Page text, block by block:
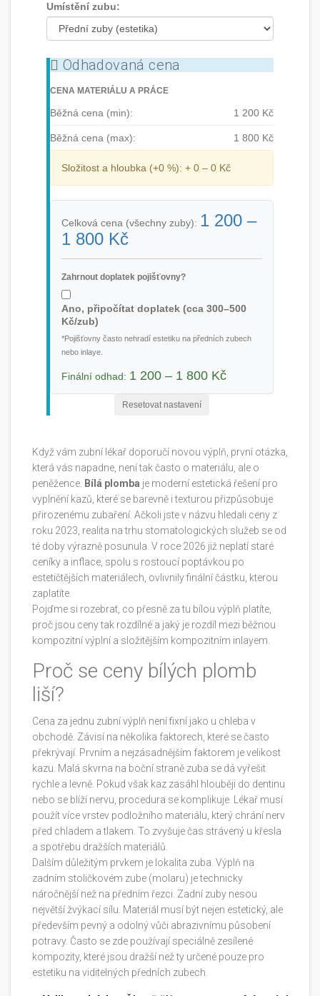
Umístění zubu:
Odhadovaná cena
CENA MATERIÁLU A PRÁCE
Běžná cena (min): 1 200 Kč
Běžná cena (max): 1 800 Kč
Složitost a hloubka (+0 %): + 0 – 0 Kč
Celková cena (všechny zuby): 1 200 –
1 800 Kč
Zahrnout doplatek pojišťovny?
Ano, připočítat doplatek (cca 300–500
Kč/zub)
*Pojišťovny často nehradí estetiku na předních zubech
nebo inlaye.
Finální odhad: 1 200 – 1 800 Kč
Resetovat nastavení
Když vám zubní lékař doporučí novou výplň, první otázka,
která vás napadne, není tak často o materiálu, ale o
peněžence. Bílá plomba je moderní estetická řešení pro
vyplnění kazů, které se barevně i texturou přizpůsobuje
přirozenému zubaření. Ačkoli jste v názvu hledali ceny z
roku 2023, realita na trhu stomatologických služeb se od
té doby výrazně posunula. V roce 2026 již neplatí staré
ceníky a inflace, spolu s rostoucí poptávkou po
estetičtějších materiálech, ovlivnily finální částku, kterou
zaplatíte.
Pojďme si rozebrat, co přesně za tu bílou výplň platíte,
proč jsou ceny tak rozdílné a jaký je rozdíl mezi běžnou
kompozitní výplní a složitějším kompozitním inlayem.
Proč se ceny bílých plomb
liší?
Cena za jednu zubní výplň není fixní jako u chleba v
obchodě. Závisí na několika faktorech, které se často
překrývají. Prvním a nejzásadnějším faktorem je velikost
kazu. Malá skvrna na boční straně zuba se dá vyřešit
rychle a levně. Pokud však kaz zasáhl hlouběji do dentinu
nebo se blíží nervu, procedura se komplikuje. Lékař musí
použít více vrstev podložního materiálu, který chrání nerv
před chladem a tlakem. To zvyšuje čas strávený u křesla
a spotřebu dražších materiálů.
Dalším důležitým prvkem je lokalita zuba. Výplň na
zadním stoličkovém zube (molaru) je technicky
náročnější než na předním řezci. Zadní zuby nesou
největší žvýkací sílu. Materiál musí být nejen estetický, ale
především pevný a odolný vůči abrazivnímu působení
potravy. Často se zde používají speciálně zesílené
kompozity, které jsou dražší než ty určené pouze pro
estetiku na viditelných předních zubech.